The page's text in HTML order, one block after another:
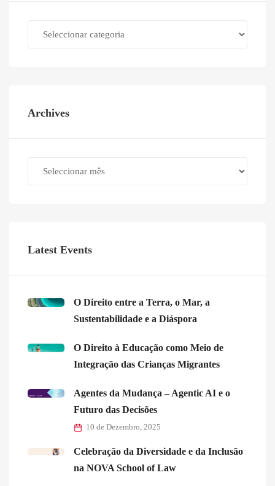
Archives
Latest Events
O Direito entre a Terra, o Mar, a
Sustentabilidade e a Diáspora
O Direito à Educação como Meio de
Integração das Crianças Migrantes
Agentes da Mudança – Agentic AI e o
Futuro das Decisões
10 de Dezembro, 2025
Celebração da Diversidade e da Inclusão
na NOVA School of Law